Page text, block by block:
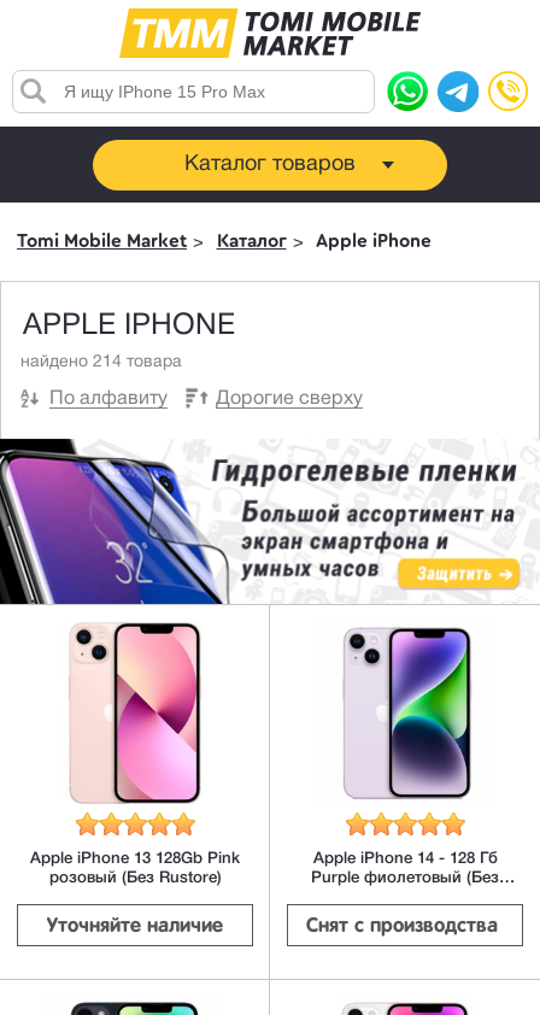
Каталог товаров
Tomi Mobile Market Каталог Apple iPhone
APPLE IPHONE
найдено 214 товара
По алфавиту Дорогие сверху
Apple iPhone 13 128Gb Pink
розовый (Без Rustore)
Уточняйте наличие
Apple iPhone 14 - 128 Гб
Purple фиолетовый (Без
Снят с производства